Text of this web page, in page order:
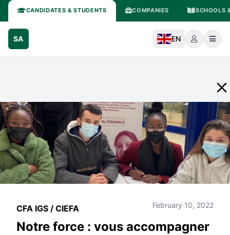
CANDIDATES & STUDENTS COMPANIES SCHOOLS
SA EN
February 10, 2022
CFA IGS / CIEFA
Notre force : vous accompagner